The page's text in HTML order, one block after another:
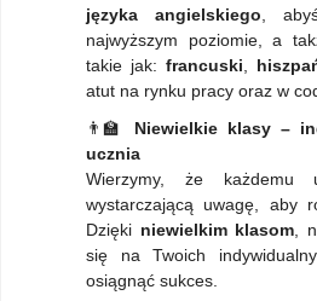
języka angielskiego ,
najwyższym poziomie, a
takie jak: francuski
atut na rynku pracy oraz w
👨‍🏫 Niewielkie klasy –
ucznia
Wierzymy, że każdemu
wystarczającą uwagę, aby
Dzięki niewielkim klasom ,
się na Twoich
osiągnąć sukces.